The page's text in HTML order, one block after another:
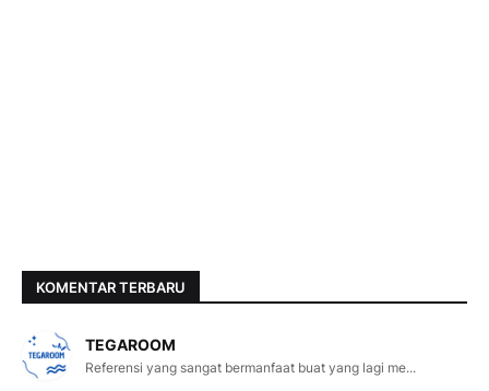
KOMENTAR TERBARU
TEGAROOM
Referensi yang sangat bermanfaat buat yang lagi me...